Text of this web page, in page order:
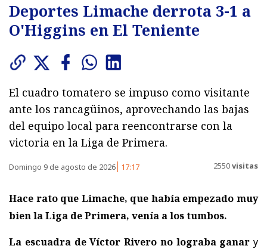
Deportes Limache derrota 3-1 a
O'Higgins en El Teniente
El cuadro tomatero se impuso como visitante
ante los rancagüinos, aprovechando las bajas
del equipo local para reencontrarse con la
victoria en la Liga de Primera.
Domingo 9 de agosto de 2026 17:17 2550visitas
Hace rato que Limache, que había empezado muy
bien la Liga de Primera, venía a los tumbos.
La escuadra de Víctor Rivero no lograba ganar y